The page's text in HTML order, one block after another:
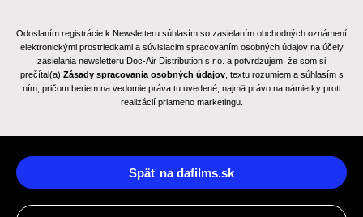
Odoslaním registrácie k Newsletteru súhlasím so zasielaním obchodných oznámení
elektronickými prostriedkami a súvisiacim spracovaním osobných údajov na účely
zasielania newsletteru Doc-Air Distribution s.r.o. a potvrdzujem, že som si
prečítal(a) Zásady spracovania osobných údajov, textu rozumiem a súhlasím s
ním, pričom beriem na vedomie práva tu uvedené, najmä právo na námietky proti
realizácií priameho marketingu.
Späť na dafilms.sk